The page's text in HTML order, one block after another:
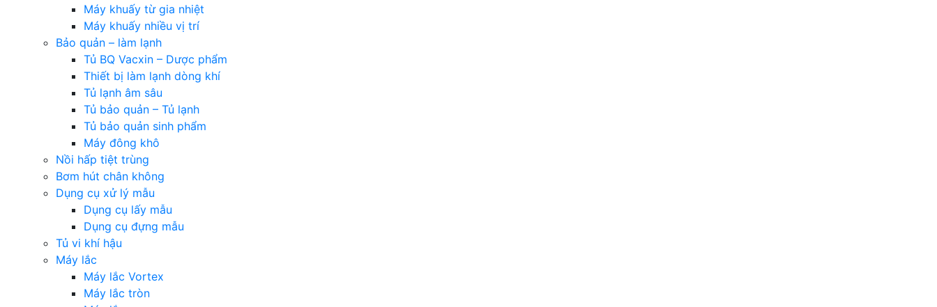
Máy khuấy từ gia nhiệt
Máy khuấy nhiều vị trí
Bảo quản – làm lạnh
Tủ BQ Vacxin – Dược phẩm
Thiết bị làm lạnh dòng khí
Tủ lạnh âm sâu
Tủ bảo quản – Tủ lạnh
Tủ bảo quản sinh phẩm
Máy đông khô
Nồi hấp tiệt trùng
Bơm hút chân không
Dụng cụ xử lý mẫu
Dụng cụ lấy mẫu
Dụng cụ đựng mẫu
Tủ vi khí hậu
Máy lắc
Máy lắc Vortex
Máy lắc tròn